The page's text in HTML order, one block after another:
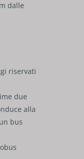
dalle
riservati
due
alla
bus